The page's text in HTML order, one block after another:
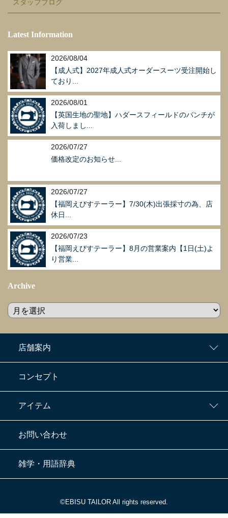
k
スタッフブログ
Latest Information
2026/08/04
【成人式】2027年成人式オーダースーツ受注開始し
ており...
2026/08/01
【英国生地の聖地】ハダースフィールドのバンチが
入荷しまし...
2026/07/27
価格改定のお知らせ...
2026/07/27
【福岡えびすテーラー】7/30(木)出張採寸の為、店
休日...
2026/07/23
【福岡えびすテーラー】8月の営業案内【1日(土)よ
り営業...
Archive
店舗案内
コンセプト
アイテム
お問い合わせ
雑学・用語辞典
©EBISU TAILOR All rights reserved.